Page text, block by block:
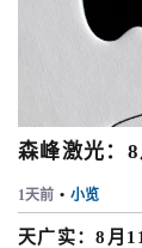
森峰激光：
1天前 • 小览
天广实：8月